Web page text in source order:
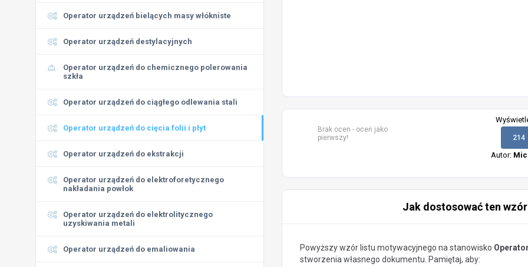
Operator urządzeń bielących masy włókniste
Operator urządzeń destylacyjnych
Operator urządzeń do chemicznego polerowania
szkła
Operator urządzeń do ciągłego odlewania stali
Operator urządzeń do cięcia folii i płyt
Operator urządzeń do ekstrakcji
Operator urządzeń do elektroforetycznego
nakładania powłok
Operator urządzeń do elektrolitycznego
uzyskiwania metali
Operator urządzeń do emaliowania
Brak ocen - oceń jako
pierwszy!
214
Autor:
Jak dostosować ten
Powyższy wzór listu motywacyjnego na stanowisko
stworzenia własnego dokumentu. Pamiętaj, aby: